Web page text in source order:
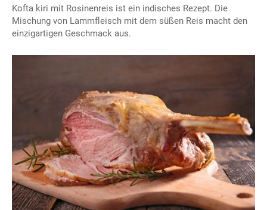
Kofta kiri mit Rosinenreis ist ein indisches Rezept. Die
Mischung von Lammfleisch mit dem süßen Reis macht den
einzigartigen Geschmack aus.